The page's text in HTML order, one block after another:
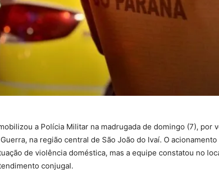
a Polícia Militar na madrugada de domingo (7), por
na região central de São João do Ivaí. O
de violência doméstica, mas a equipe constatou no
conjugal.